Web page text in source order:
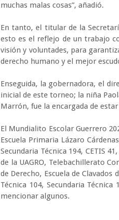
muchas malas cosas”, añadió.
En tanto, el titular de la
esto es el reflejo de un trabajo
visión y voluntades, para
derecho humano y el mejor
Enseguida, la gobernadora, el
inicial de este torneo; la niña
Marrón, fue la encargada de
El Mundialito Escolar Guerrero
Escuela Primaria Lázaro
Secundaria Técnica 194, CETIS
de la UAGRO, Telebachillerato
de Derecho, Escuela de Clavados
Técnica 104, Secundaria
mencionar algunos.